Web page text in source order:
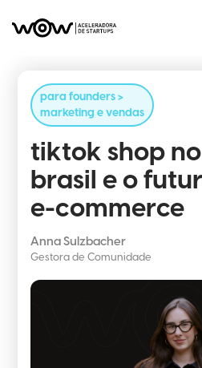
para founders >
marketing e vendas
tiktok shop no
brasil e o
e-commerce
Anna Sulzbacher
Gestora de Comunidade